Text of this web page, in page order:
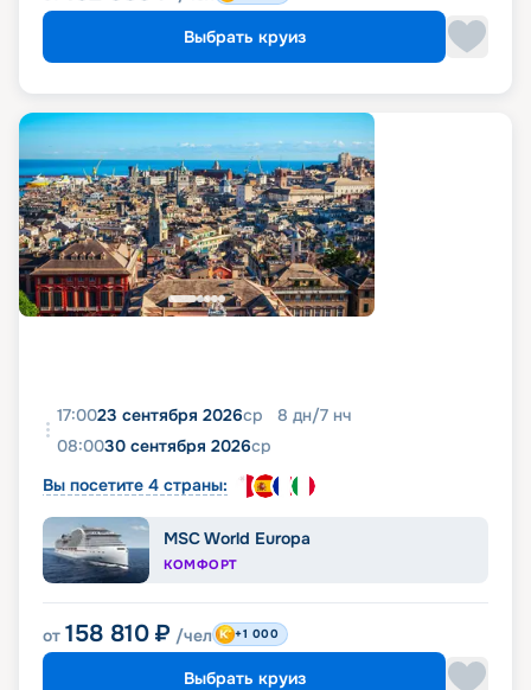
Выбрать круиз
17:0023 сентября 2026ср 8 дн/7 нч
08:0030 сентября 2026ср
Вы посетите 4 страны:
MSC World Europa
КОМФОРТ
от 158 810 ₽ /чел +1 000
Выбрать круиз